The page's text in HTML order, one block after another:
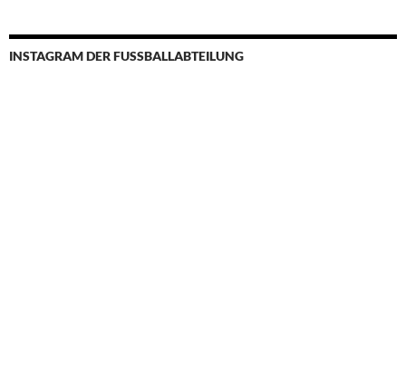
INSTAGRAM DER FUSSBALLABTEILUNG